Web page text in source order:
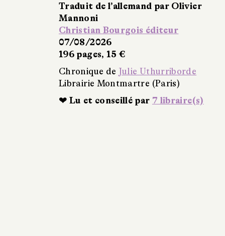
Traduit de l’allemand par Olivier
Mannoni
Christian Bourgois éditeur
07/08/2026
196 pages, 15 €
Chronique de Julie Uthurriborde
Librairie Montmartre (Paris)
❤ Lu et conseillé par 7 libraire(s)